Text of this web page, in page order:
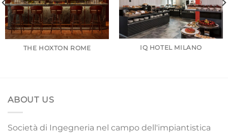
THE HOXTON ROME IQ HOTEL MILANO
ABOUT US
Società di Ingegneria nel campo dell'impiantistica